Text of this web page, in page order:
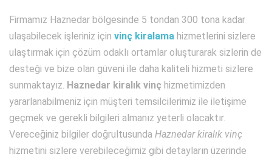
Firmamız Haznedar bölgesinde 5 tondan 300 tona kadar
ulaşabilecek işleriniz için vinç kiralama hizmetlerini sizlere
ulaştırmak için çözüm odaklı ortamlar oluşturarak sizlerin de
desteği ve bize olan güveni ile daha kaliteli hizmeti sizlere
sunmaktayız. Haznedar kiralık vinç hizmetimizden
yararlanabilmeniz için müşteri temsilcilerimiz ile iletişime
geçmek ve gerekli bilgileri almanız yeterli olacaktır.
Vereceğiniz bilgiler doğrultusunda Haznedar kiralık vinç
hizmetini sizlere verebileceğimiz gibi detayların üzerinde